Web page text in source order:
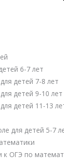
6-7 лет
детей 7-8 лет
детей 9-10 лет
детей 11-13
для детей 5-7
к ОГЭ по